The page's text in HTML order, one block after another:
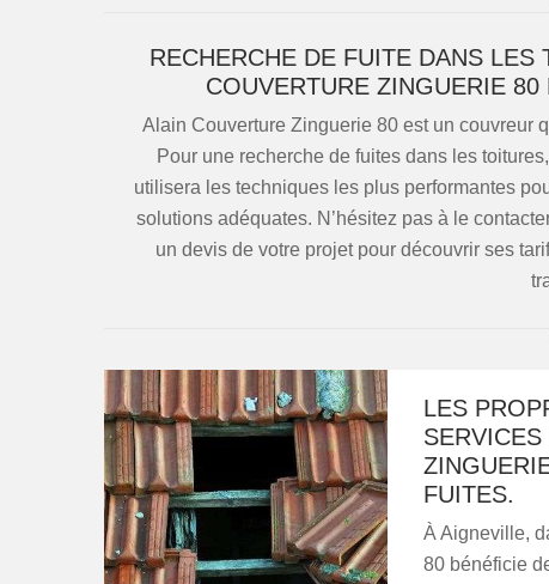
RECHERCHE DE FUITE DANS
COUVERTURE ZINGUERIE
Alain Couverture Zinguerie 80 est un couvreur
Pour une recherche de fuites dans les
utilisera les techniques les plus performantes
solutions adéquates. N’hésitez pas à le
un devis de votre projet pour découvrir ses
LES
FUITES.
À Aigneville,
80 bénéficie